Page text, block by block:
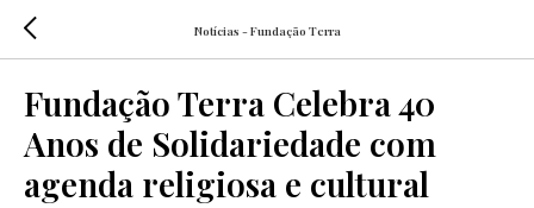
Notícias - Fundação Terra
Fundação Terra Celebra 40
Anos de Solidariedade com
agenda religiosa e cultural